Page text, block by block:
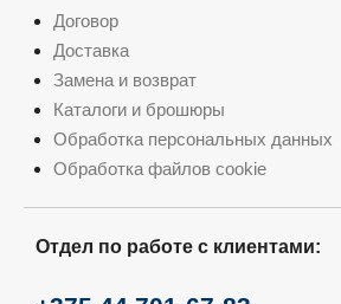
Договор
Доставка
Замена и возврат
Каталоги и брошюры
Обработка персональных данных
Обработка файлов cookie
Отдел по работе с клиентами: